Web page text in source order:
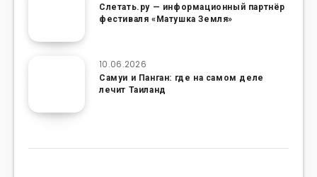
Слетать.ру — информационный партнёр
фестиваля «Матушка Земля»
10.06.2026
Самуи и Панган: где на самом деле
лечит Таиланд